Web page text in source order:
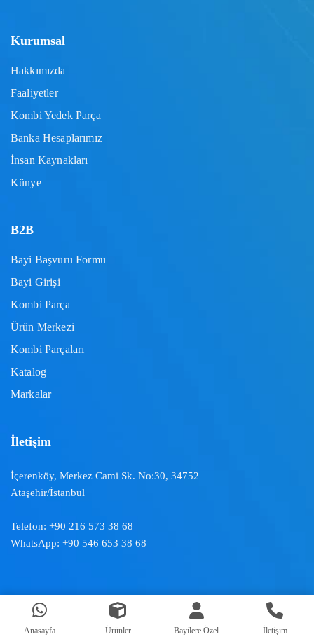
Kurumsal
Hakkımızda
Faaliyetler
Kombi Yedek Parça
Banka Hesaplarımız
İnsan Kaynakları
Künye
B2B
Bayi Başvuru Formu
Bayi Girişi
Kombi Parça
Ürün Merkezi
Kombi Parçaları
Katalog
Markalar
İletişim
İçerenköy, Merkez Cami Sk. No:30, 34752
Ataşehir/İstanbul
Telefon: +90 216 573 38 68
WhatsApp: +90 546 653 38 68
Doğal İklimlendirme ™ | 2024
Anasayfa Ürünler Bayilere Özel İletişim